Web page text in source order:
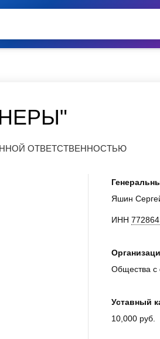
ОТВЕТСТВЕННОСТЬЮ
Яшин
ИНН
Общества с
Уставный
10,000 руб.